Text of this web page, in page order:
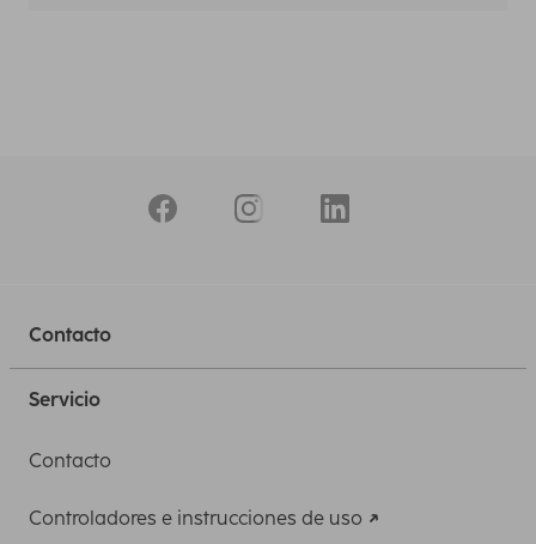
Contacto
Servicio
Contacto
Controladores e instrucciones de uso